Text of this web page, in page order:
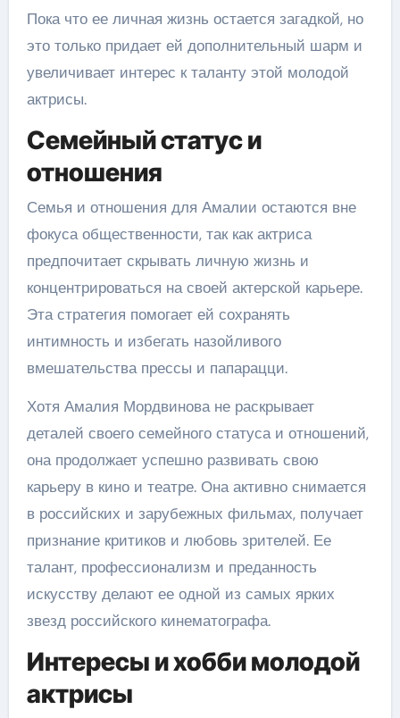
Пока что ее личная жизнь остается загадкой, но
это только придает ей дополнительный шарм и
увеличивает интерес к таланту этой молодой
актрисы.
Семейный статус и
отношения
Семья и отношения для Амалии остаются вне
фокуса общественности, так как актриса
предпочитает скрывать личную жизнь и
концентрироваться на своей актерской карьере.
Эта стратегия помогает ей сохранять
интимность и избегать назойливого
вмешательства прессы и папарацци.
Хотя Амалия Мордвинова не раскрывает
деталей своего семейного статуса и отношений,
она продолжает успешно развивать свою
карьеру в кино и театре. Она активно снимается
в российских и зарубежных фильмах, получает
признание критиков и любовь зрителей. Ее
талант, профессионализм и преданность
искусству делают ее одной из самых ярких
звезд российского кинематографа.
Интересы и хобби молодой
актрисы